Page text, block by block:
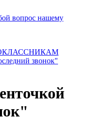
вопрос нашему
звонок"